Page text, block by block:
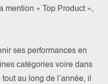
mention « Top Product »,
ses performances en
catégories voire dans
au long de l’année, il